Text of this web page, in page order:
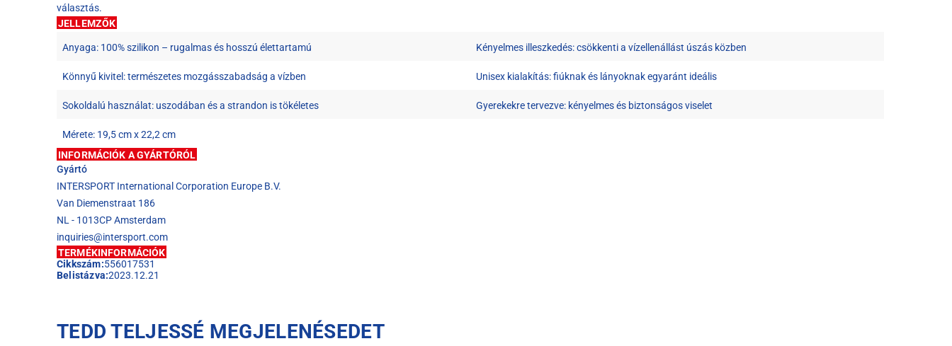
választás.
JELLEMZŐK
Anyaga: 100% szilikon – rugalmas és hosszú élettartamú Kényelmes illeszkedés: csökkenti a vízellenállást úszás közben
Könnyű kivitel: természetes mozgásszabadság a vízben Unisex kialakítás: fiúknak és lányoknak egyaránt ideális
Sokoldalú használat: uszodában és a strandon is tökéletes Gyerekekre tervezve: kényelmes és biztonságos viselet
Mérete: 19,5 cm x 22,2 cm
INFORMÁCIÓK A GYÁRTÓRÓL
Gyártó
INTERSPORT International Corporation Europe B.V.
Van Diemenstraat 186
NL - 1013CP Amsterdam
inquiries@intersport.com
TERMÉKINFORMÁCIÓK
Cikkszám:556017531
Belistázva:2023.12.21
TEDD TELJESSÉ MEGJELENÉSEDET